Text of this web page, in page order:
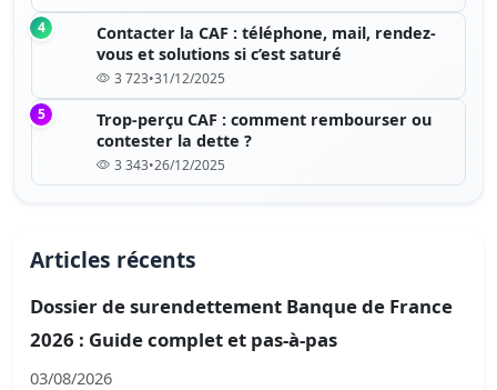
4
Contacter la CAF : téléphone, mail, rendez-
vous et solutions si c’est saturé
3 723•31/12/2025
5
Trop-perçu CAF : comment rembourser ou
contester la dette ?
3 343•26/12/2025
Articles récents
Dossier de surendettement Banque de France
2026 : Guide complet et pas-à-pas
03/08/2026